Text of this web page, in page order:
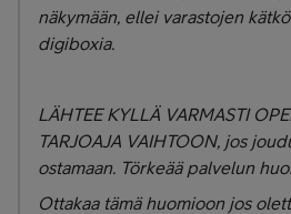
näkymään, ellei varastojen
digiboxia.
LÄHTEE KYLLÄ VARMASTI
TARJOAJA VAIHTOON, jos
ostamaan. Törkeää palvelun
Ottakaa tämä huomioon jos